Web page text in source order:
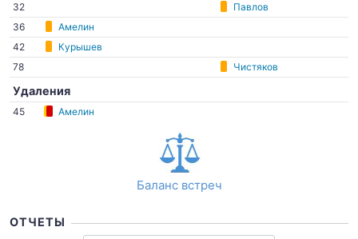
32
Павлов
36
Амелин
42
Курышев
78
Чистяков
Удаления
45 Амелин
Баланс встреч
ОТЧЕТЫ